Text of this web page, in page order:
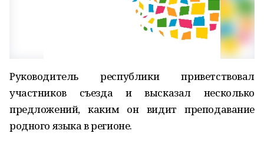
Руководитель республики приветствовал
участников съезда и высказал несколько
предложений, каким он видит преподавание
родного языка в регионе.